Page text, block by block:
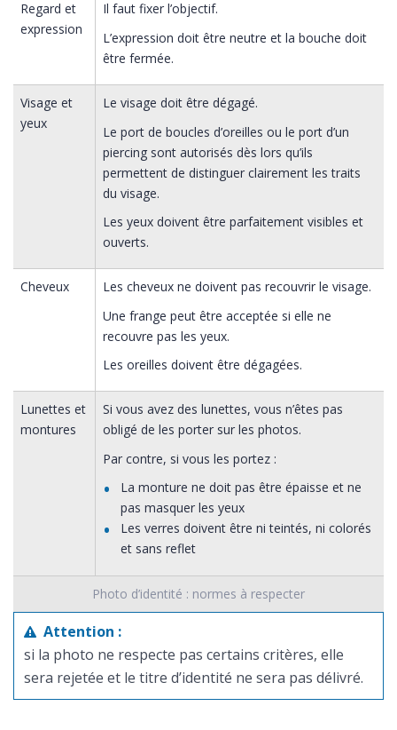
Photo d’identité : normes à respecter
Regard et
expression
Il faut fixer l’objectif.
L’expression doit être neutre et la bouche doit
être fermée.
Visage et
yeux
Le visage doit être dégagé.
Le port de boucles d’oreilles ou le port d’un
piercing sont autorisés dès lors qu’ils
permettent de distinguer clairement les traits
du visage.
Les yeux doivent être parfaitement visibles et
ouverts.
Cheveux
Les cheveux ne doivent pas recouvrir le visage.
Une frange peut être acceptée si elle ne
recouvre pas les yeux.
Les oreilles doivent être dégagées.
Lunettes et
montures
Si vous avez des lunettes, vous n’êtes pas
obligé de les porter sur les photos.
Par contre, si vous les portez :
La monture ne doit pas être épaisse et ne
pas masquer les yeux
Les verres doivent être ni teintés, ni colorés
et sans reflet
Attention :
si la photo ne respecte pas certains critères, elle
sera rejetée et le titre d’identité ne sera pas délivré.